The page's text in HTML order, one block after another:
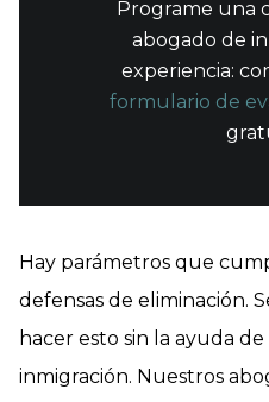
Programe una
abogado de
experiencia:
formulario de
Hay parámetros que
defensas de eliminación.
hacer esto sin la ayuda
inmigración. Nuestros